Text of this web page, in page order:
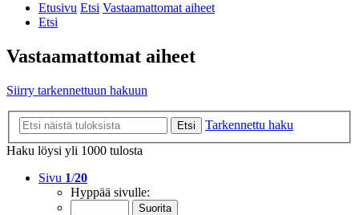
Etusivu Etsi Vastaamattomat aiheet
Etsi
Vastaamattomat aiheet
Siirry tarkennettuun hakuun
Etsi
Tarkennettu haku
Haku löysi yli 1000 tulosta
Sivu 1/20
Hyppää sivulle: